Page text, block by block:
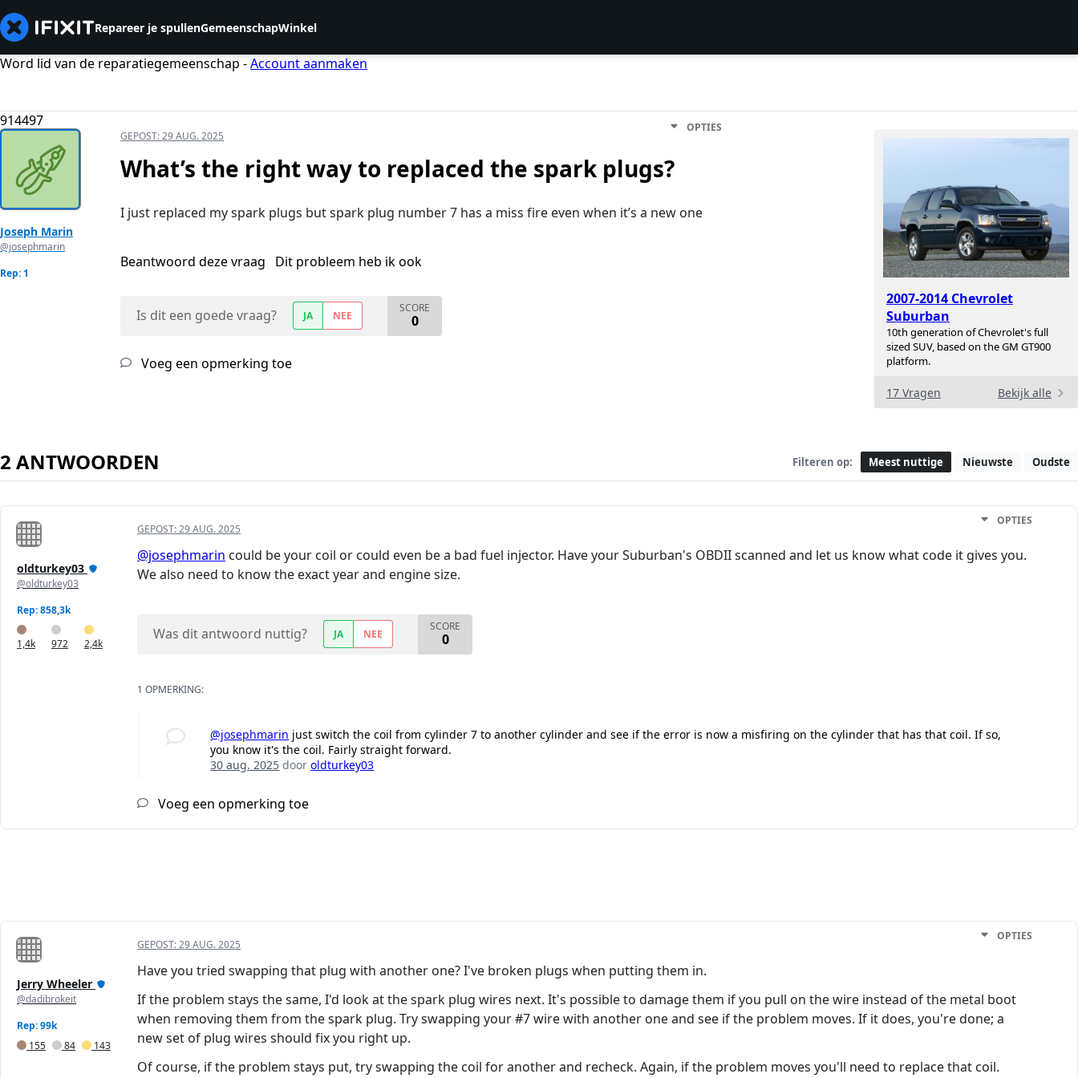
Repareer je spullenGemeenschapWinkel
Word lid van de reparatiegemeenschap -Account aanmaken
914497
2007-2014 Chevrolet
Suburban
10th generation of Chevrolet's full
sized SUV, based on the GM GT900
platform.
17 Vragen Bekijk alle
Joseph Marin
@josephmarin
Rep: 1
GEPOST:29 AUG. 2025
OPTIES
What’s the right way to replaced the spark plugs?
I just replaced my spark plugs but spark plug number 7 has a miss fire even when it’s a new one
Beantwoord deze vraag Dit probleem heb ik ook
Is dit een goede vraag? JA NEE
SCORE
0
Voeg een opmerking toe
2 ANTWOORDEN Filteren op: Meest nuttige Nieuwste Oudste
oldturkey03
@oldturkey03
Rep: 858,3k
1,4k 972 2,4k
GEPOST:29 AUG. 2025
OPTIES
@josephmarin could be your coil or could even be a bad fuel injector. Have your Suburban's OBDII scanned and let us know what code it gives you.
We also need to know the exact year and engine size.
Was dit antwoord nuttig? JA NEE
SCORE
0
1 OPMERKING:
@josephmarin just switch the coil from cylinder 7 to another cylinder and see if the error is now a misfiring on the cylinder that has that coil. If so,
you know it's the coil. Fairly straight forward.
30 aug. 2025 dooroldturkey03
Voeg een opmerking toe
Jerry Wheeler
@dadibrokeit
Rep: 99k
155
84 143
GEPOST:29 AUG. 2025
OPTIES
Have you tried swapping that plug with another one? I've broken plugs when putting them in.
If the problem stays the same, I'd look at the spark plug wires next. It's possible to damage them if you pull on the wire instead of the metal boot
when removing them from the spark plug. Try swapping your #7 wire with another one and see if the problem moves. If it does, you're done; a
new set of plug wires should fix you right up.
Of course, if the problem stays put, try swapping the coil for another and recheck. Again, if the problem moves you'll need to replace that coil.